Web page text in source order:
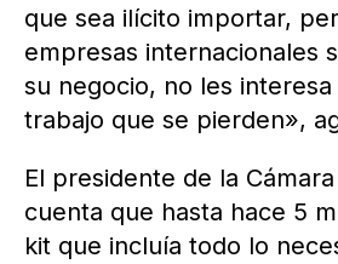
que sea ilícito importar,
empresas internacionales
su negocio, no les
trabajo que se pierden»,
El presidente de la
cuenta que hasta hace 5
kit que incluía todo lo